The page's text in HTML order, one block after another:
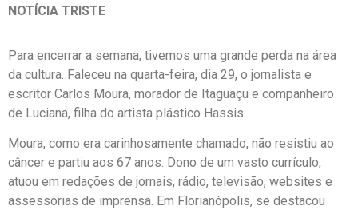
NOTÍCIA TRISTE
Para encerrar a semana, tivemos uma grande perda na área
da cultura. Faleceu na quarta-feira, dia 29, o jornalista e
escritor Carlos Moura, morador de Itaguaçu e companheiro
de Luciana, filha do artista plástico Hassis.
Moura, como era carinhosamente chamado, não resistiu ao
câncer e partiu aos 67 anos. Dono de um vasto currículo,
atuou em redações de jornais, rádio, televisão, websites e
assessorias de imprensa. Em Florianópolis, se destacou